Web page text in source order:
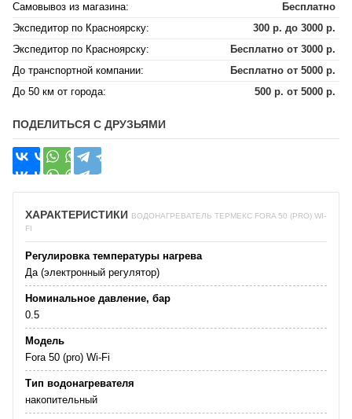
Самовывоз из магазина:
Бесплатно
Экспедитор по Красноярску:
300 р. до 3000 р.
Экспедитор по Красноярску:
Бесплатно от 3000 р.
До транспортной компании:
Бесплатно от 5000 р.
До 50 км от города:
500 р. от 5000 р.
ПОДЕЛИТЬСЯ С ДРУЗЬЯМИ
ХАРАКТЕРИСТИКИ ВОДОНАГРЕВАТЕЛЬ ТЕРМЕКС FORA 50 (PRO) WI-
FI
Регулировка температуры нагрева
Да (электронный регулятор)
Номинальное давление, бар
0.5
Модель
Fora 50 (pro) Wi-Fi
Тип водонагревателя
накопительный